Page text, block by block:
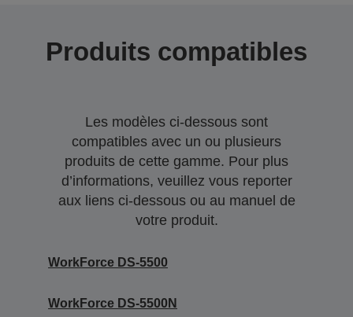
Produits compatibles
Les modèles ci-dessous sont
compatibles avec un ou plusieurs
produits de cette gamme. Pour plus
d’informations, veuillez vous reporter
aux liens ci-dessous ou au manuel de
votre produit.
WorkForce DS-5500
WorkForce DS-5500N